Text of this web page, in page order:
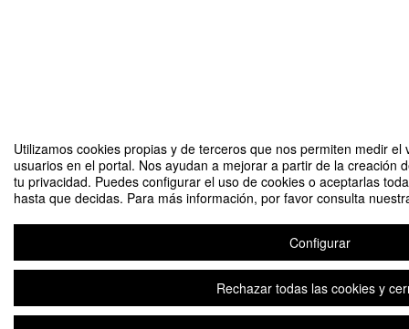
Utilizamos cookies propias y de terceros que nos permiten medir
usuarios en el portal. Nos ayudan a mejorar a partir de la creación
tu privacidad. Puedes configurar el uso de cookies o aceptarlas
hasta que decidas. Para más información, por favor consulta
Configurar
Rechazar todas las cookies y